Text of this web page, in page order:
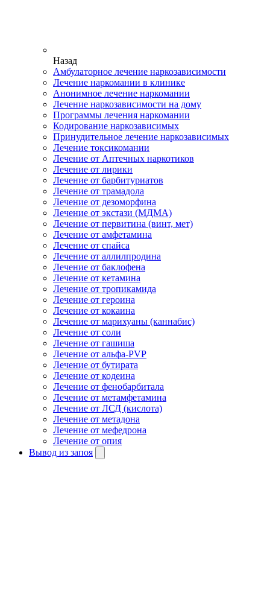
Назад
Амбулаторное лечение наркозависимости
Лечение наркомании в клинике
Анонимное лечение наркомании
Лечение наркозависимости на дому
Программы лечения наркомании
Кодирование наркозависимых
Принудительное лечение наркозависимых
Лечение токсикомании
Лечение от Аптечных наркотиков
Лечение от лирики
Лечение от барбитуриатов
Лечение от трамадола
Лечение от дезоморфина
Лечение от экстази (МДМА)
Лечение от первитина (винт, мет)
Лечение от амфетамина
Лечение от спайса
Лечение от аллилпродина
Лечение от баклофена
Лечение от кетамина
Лечение от тропикамида
Лечение от героина
Лечение от кокаина
Лечение от марихуаны (каннабис)
Лечение от соли
Лечение от гашиша
Лечение от альфа-PVP
Лечение от бутирата
Лечение от кодеина
Лечение от фенобарбитала
Лечение от метамфетамина
Лечение от ЛСД (кислота)
Лечение от метадона
Лечение от мефедрона
Лечение от опия
Вывод из запоя